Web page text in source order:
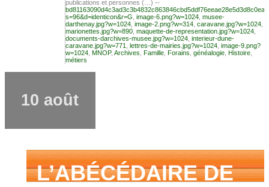
famille mais n’ai
jamais osé
publications et personnes (…) --
s=96&d=identicon&r=G image-6.png?w=1024 musee-
darthenay.jpg?w=1024 image-2.png?w=314 caravane.jpg?w=1024
marionettes.jpg?w=890 maquette-de-representation.jpg?w=1024
documents-darchives-musee.jpg?w=1024 interieur-dune-
caravane.jpg?w=771
lettres-de-mairies.jpg?w=1024 image-9.png?
w=1024 MNOP, Archives Famille Forains généalogie Histoire
métiers
10 août
L’ABÉCÉDAIRE DE